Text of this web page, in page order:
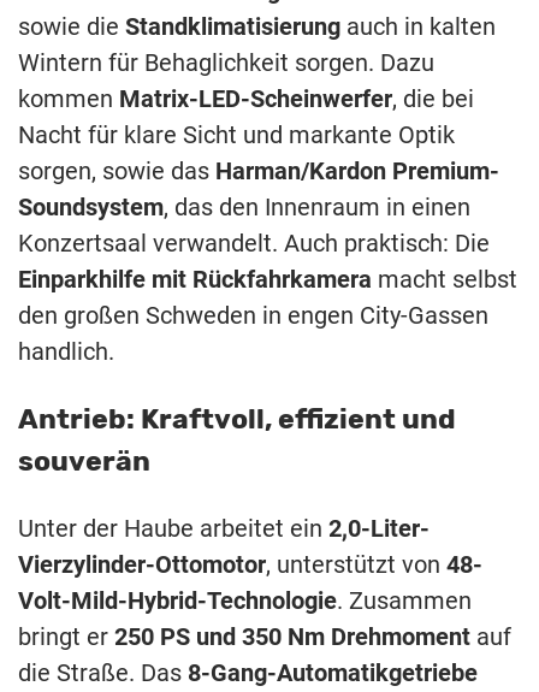
sowie die Standklimatisierung auch in kalten
Wintern für Behaglichkeit sorgen. Dazu
kommen Matrix-LED-Scheinwerfer, die bei
Nacht für klare Sicht und markante Optik
sorgen, sowie das Harman/Kardon Premium-
Soundsystem, das den Innenraum in einen
Konzertsaal verwandelt. Auch praktisch: Die
Einparkhilfe mit Rückfahrkamera macht selbst
den großen Schweden in engen City-Gassen
handlich.
Antrieb: Kraftvoll, effizient und
souverän
Unter der Haube arbeitet ein 2,0-Liter-
Vierzylinder-Ottomotor, unterstützt von 48-
Volt-Mild-Hybrid-Technologie. Zusammen
bringt er 250 PS und 350 Nm Drehmoment auf
die Straße. Das 8-Gang-Automatikgetriebe